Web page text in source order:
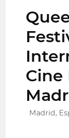
Cine
Madrid,